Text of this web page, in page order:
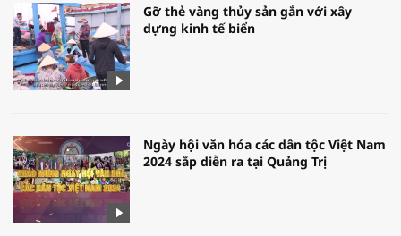
Gỡ thẻ vàng thủy sản gắn với xây
dựng kinh tế biển
Ngày hội văn hóa các dân tộc Việt Nam
2024 sắp diễn ra tại Quảng Trị